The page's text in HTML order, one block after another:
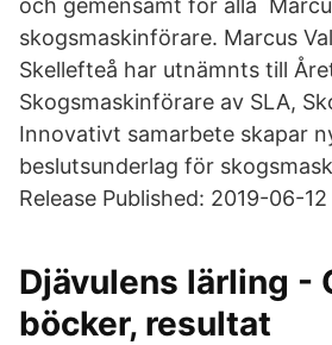
och gemensamt för alla
skogsmaskinförare. Marcus
Skellefteå har utnämnts till
Skogsmaskinförare av SLA,
Innovativt samarbete skapar
beslutsunderlag för
Release Published: 2019-06-
Djävulens lärling -
böcker, resultat